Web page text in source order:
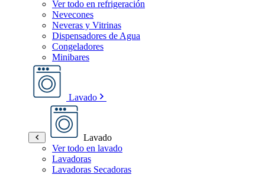
Ver todo en refrigeración
Nevecones
Neveras y Vitrinas
Dispensadores de Agua
Congeladores
Minibares
Lavado
Lavado
Ver todo en lavado
Lavadoras
Lavadoras Secadoras